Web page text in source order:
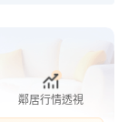
鄰居行情透視